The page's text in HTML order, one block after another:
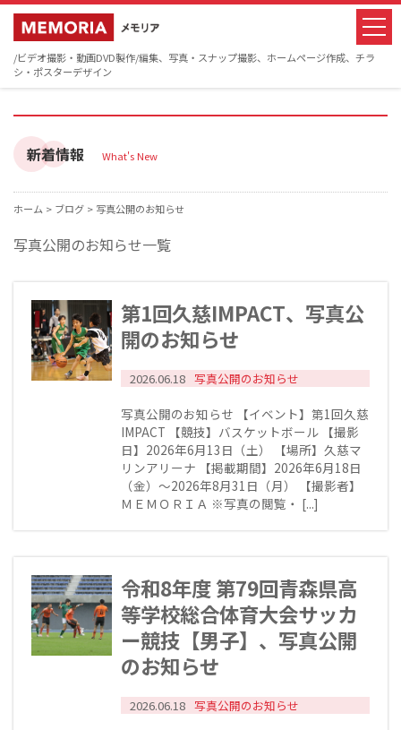
/ビデオ撮影・動画DVD製作/編集、写真・スナップ撮影、ホームページ作成、チラ
シ・ポスターデザイン
新着情報 What's New
ホーム > ブログ > 写真公開のお知らせ
写真公開のお知らせ一覧
第1回久慈IMPACT、写真公
開のお知らせ
2026.06.18 写真公開のお知らせ
写真公開のお知らせ 【イベント】第1回久慈
IMPACT 【競技】バスケットボール 【撮影
日】2026年6月13日（土） 【場所】久慈マ
リンアリーナ 【掲載期間】2026年6月18日
（金）～2026年8月31日（月） 【撮影者】
ＭＥＭＯＲＩＡ ※写真の閲覧・ [...]
令和8年度 第79回青森県高
等学校総合体育大会サッカ
ー競技【男子】、写真公開
のお知らせ
2026.06.18 写真公開のお知らせ